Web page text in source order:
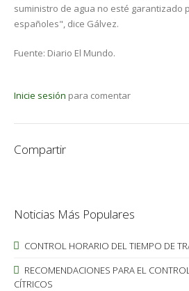
suministro de agua no esté garantizado
españoles", dice Gálvez.
Fuente: Diario El Mundo.
Inicie sesión para comentar
Compartir
Noticias Más Populares
CONTROL HORARIO DEL TIEMPO DE
RECOMENDACIONES PARA EL
CÍTRICOS